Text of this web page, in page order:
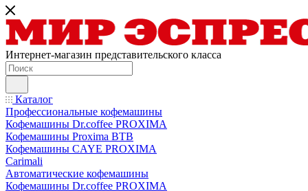
Интернет-магазин представительского класса
Каталог
Профессиональные кофемашины
Кофемашины Dr.coffee PROXIMA
Кофемашины Proxima BTB
Кофемашины CAYE PROXIMA
Carimali
Автоматические кофемашины
Кофемашины Dr.coffee PROXIMA